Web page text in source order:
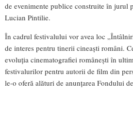
de evenimente publice construite în jurul
Lucian Pintilie.
În cadrul festivalului vor avea loc
de interes pentru tinerii cineaști români.
evoluția cinematografiei românești în
festivalurilor pentru autorii de film din
le-o oferă alături de anunțarea Fondului